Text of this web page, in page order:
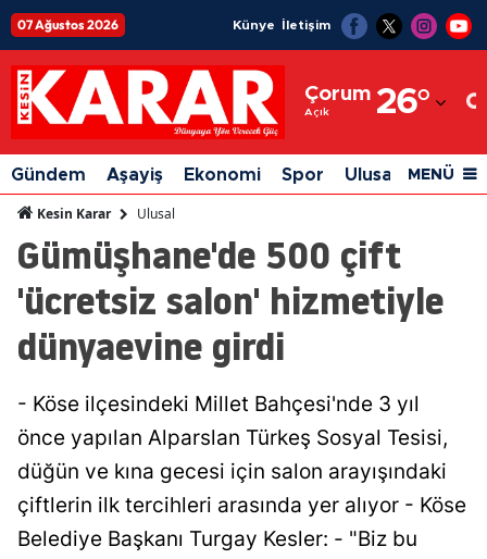
07 Ağustos 2026 Künye İletişim
Çorum
Açık 26°
Adıyaman
Afyonkarahisar
Ağrı
Amasya
Ankara
Balıkesir
Bilecik
Gündem Aşayiş Ekonomi Spor Ulusal Siyaset
MENÜ
Kesin Karar Ulusal
Gümüşhane'de 500 çift
'ücretsiz salon' hizmetiyle
dünyaevine girdi
- Köse ilçesindeki Millet Bahçesi'nde 3 yıl
önce yapılan Alparslan Türkeş Sosyal Tesisi,
düğün ve kına gecesi için salon arayışındaki
çiftlerin ilk tercihleri arasında yer alıyor - Köse
Belediye Başkanı Turgay Kesler: - "Biz bu